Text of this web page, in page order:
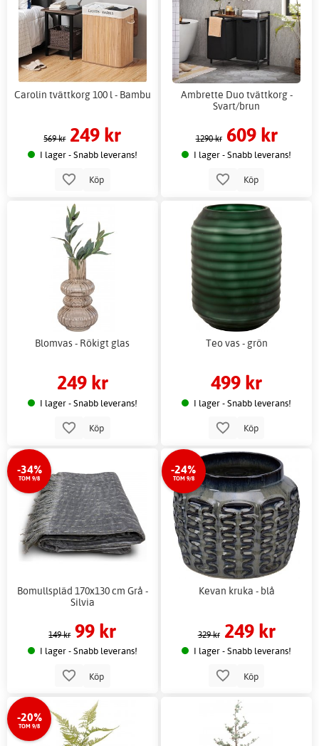
Carolin tvättkorg 100 l - Bambu
569 kr 249 kr
I lager - Snabb leverans!
Köp
Ambrette Duo tvättkorg -
Svart/brun
1290 kr 609 kr
I lager - Snabb leverans!
Köp
Blomvas - Rökigt glas
249 kr
I lager - Snabb leverans!
Köp
Teo vas - grön
499 kr
I lager - Snabb leverans!
Köp
-34%
TOM 9/8
Bomullspläd 170x130 cm Grå -
Silvia
149 kr 99 kr
I lager - Snabb leverans!
Köp
-24%
TOM 9/8
Kevan kruka - blå
329 kr 249 kr
I lager - Snabb leverans!
Köp
-20%
TOM 9/8